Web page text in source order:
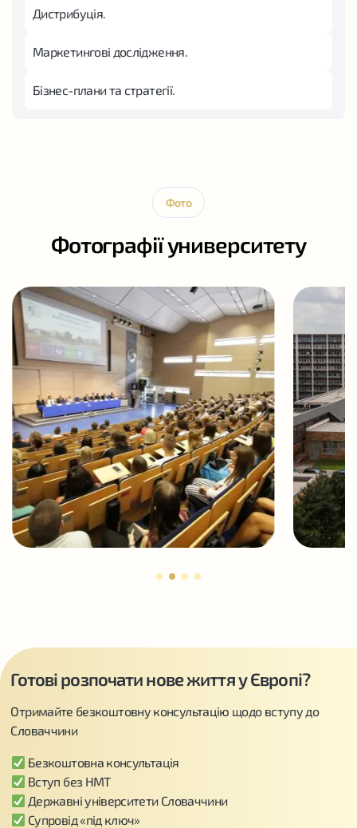
Дистрибуція.
Маркетингові дослідження.
Бізнес-плани та стратегії.
Фото
Фотографії университету
Готові розпочати нове життя у Європі?
Отримайте безкоштовну консультацію щодо вступу до
Словаччини
Безкоштовна консультація
Вступ без НМТ
Державні університети Словаччини
Супровід «під ключ»